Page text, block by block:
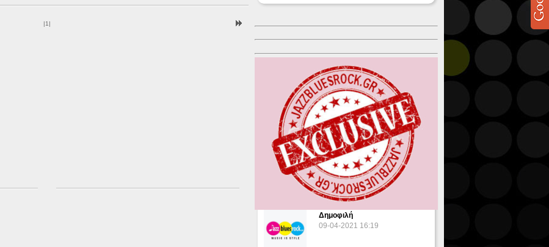
|1 |
ΔΗΜΟΦΙΛΗ ΘΕΜΑΤΑ
Δημοφιλή
09-04-2021 16:19